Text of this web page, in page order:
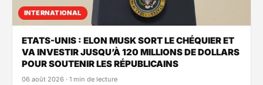
INTERNATIONAL
ETATS-UNIS : ELON MUSK SORT LE CHÉQUIER ET
VA INVESTIR JUSQU’À 120 MILLIONS DE DOLLARS
POUR SOUTENIR LES RÉPUBLICAINS
06 août 2026 · 1 min de lecture